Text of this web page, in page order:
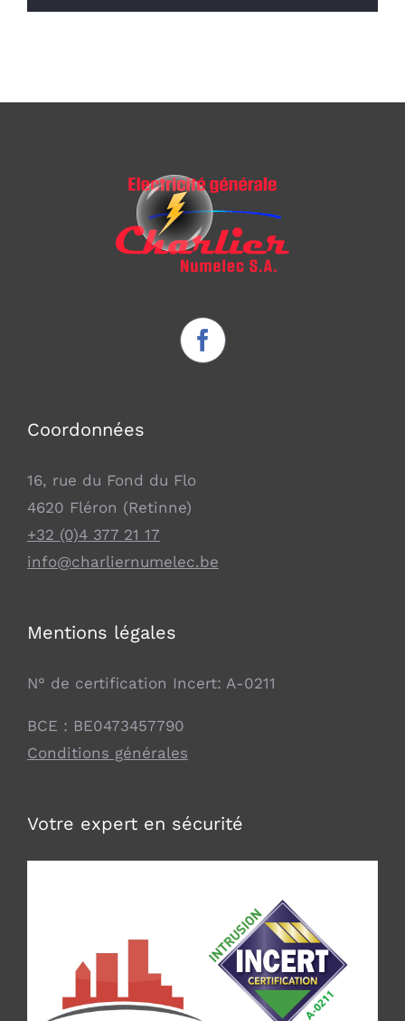
Coordonnées
16, rue du Fond du Flo
4620 Fléron (Retinne)
+32 (0)4 377 21 17
info@charliernumelec.be
Mentions légales
N° de certification Incert: A-0211
BCE : BE0473457790
Conditions générales
Votre expert en sécurité